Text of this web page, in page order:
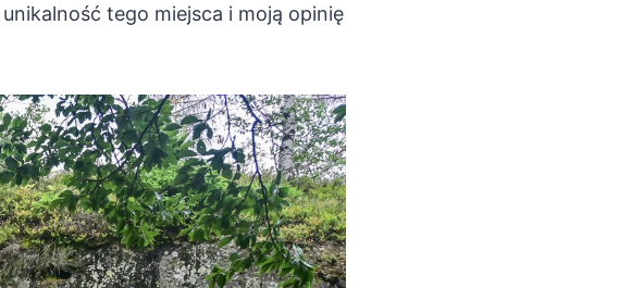
tego miejsca i moją opinię